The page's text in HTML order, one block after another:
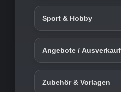
Sport & Hobby
Angebote / Ausverkauf
Zubehör & Vorlagen